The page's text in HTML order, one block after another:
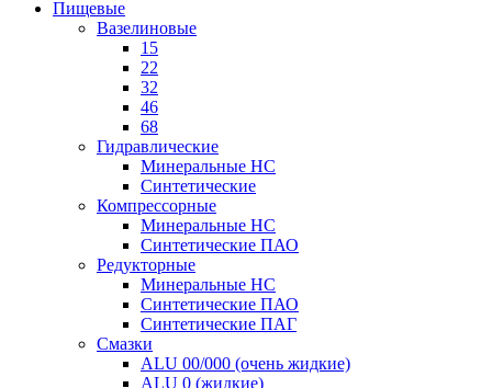
Пищевые
Вазелиновые
15
22
32
46
68
Гидравлические
Минеральные HC
Синтетические
Компрессорные
Минеральные HC
Синтетические ПАО
Редукторные
Минеральные HC
Синтетические ПАО
Синтетические ПАГ
Смазки
ALU 00/000 (очень жидкие)
ALU 0 (жидкие)